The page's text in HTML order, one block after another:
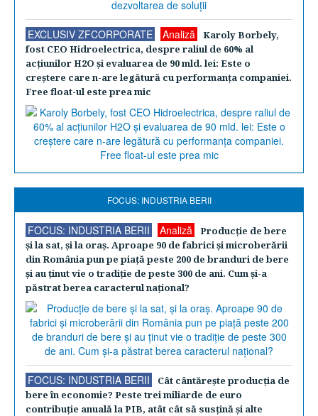
EXCLUSIV ZFCORPORATE Analiză
Karoly Borbely,
fost CEO Hidroelectrica, despre raliul de 60% al
acţiunilor H2O şi evaluarea de 90 mld. lei: Este o
creştere care n-are legătură cu performanţa companiei.
Free float-ul este prea mic
FOCUS: INDUSTRIA BERII
FOCUS: INDUSTRIA BERII Analiză
Producţie de bere
şi la sat, şi la oraş. Aproape 90 de fabrici şi microberării
din România pun pe piaţă peste 200 de branduri de bere
şi au ţinut vie o tradiţie de peste 300 de ani. Cum şi-a
păstrat berea caracterul naţional?
FOCUS: INDUSTRIA BERII
Cât cântăreşte producţia de
bere în economie? Peste trei miliarde de euro
contribuţie anuală la PIB, atât cât să susţină şi alte